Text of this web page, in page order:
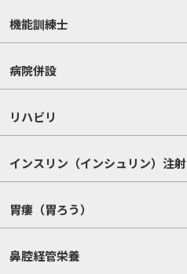
機能訓練士
病院併設
リハビリ
インスリン（インシュリン）注射
胃瘻（胃ろう）
鼻腔経管栄養